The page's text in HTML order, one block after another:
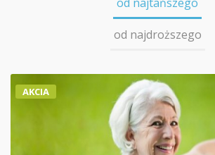
od najdroższego
AKCIA